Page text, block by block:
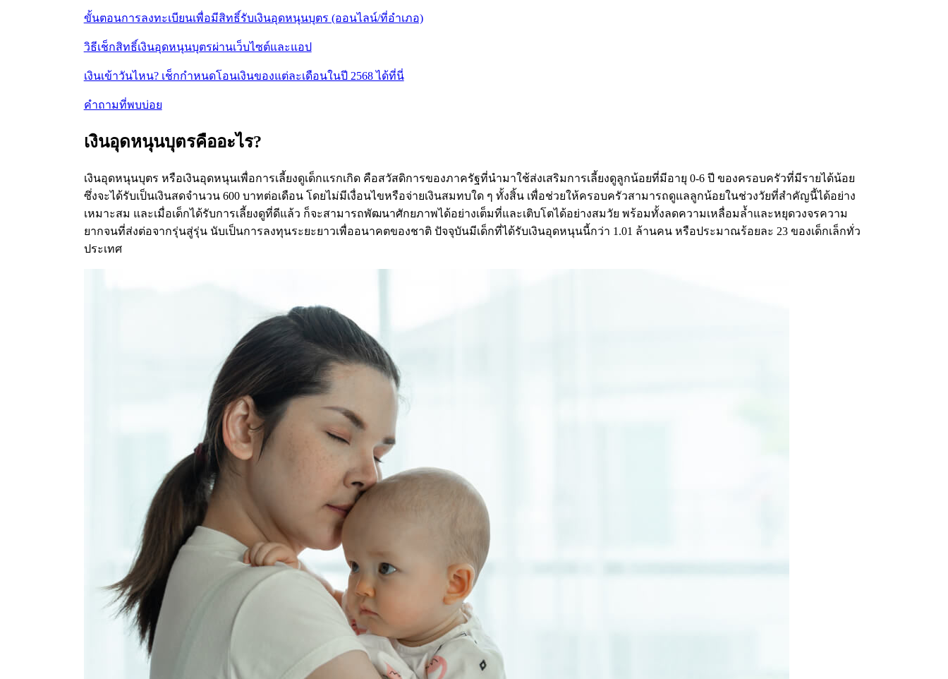
ขั้นตอนการลงทะเบียนเพื่อมีสิทธิ์รับเงินอุดหนุนบุตร (ออนไลน์/ที่อำเภอ)
วิธีเช็กสิทธิ์เงินอุดหนุนบุตรผ่านเว็บไซต์และแอป
เงินเข้าวันไหน? เช็กกำหนดโอนเงินของแต่ละเดือนในปี 2568 ได้ที่นี่
คำถามที่พบบ่อย
เงินอุดหนุนบุตรคืออะไร?
เงินอุดหนุนบุตร หรือเงินอุดหนุนเพื่อการเลี้ยงดูเด็กแรกเกิด คือสวัสดิการของภาครัฐที่นำมาใช้ส่งเสริมการเลี้ยงดูลูกน้อยที่มีอายุ 0-6 ปี ของครอบครัวที่มีรายได้น้อย
ซึ่งจะได้รับเป็นเงินสดจำนวน 600 บาทต่อเดือน โดยไม่มีเงื่อนไขหรือจ่ายเงินสมทบใด ๆ ทั้งสิ้น เพื่อช่วยให้ครอบครัวสามารถดูแลลูกน้อยในช่วงวัยที่สำคัญนี้ได้อย่าง
เหมาะสม และเมื่อเด็กได้รับการเลี้ยงดูที่ดีแล้ว ก็จะสามารถพัฒนาศักยภาพได้อย่างเต็มที่และเติบโตได้อย่างสมวัย พร้อมทั้งลดความเหลื่อมล้ำและหยุดวงจรความ
ยากจนที่ส่งต่อจากรุ่นสู่รุ่น นับเป็นการลงทุนระยะยาวเพื่ออนาคตของชาติ ปัจจุบันมีเด็กที่ได้รับเงินอุดหนุนนี้กว่า 1.01 ล้านคน หรือประมาณร้อยละ 23 ของเด็กเล็กทั่ว
ประเทศ